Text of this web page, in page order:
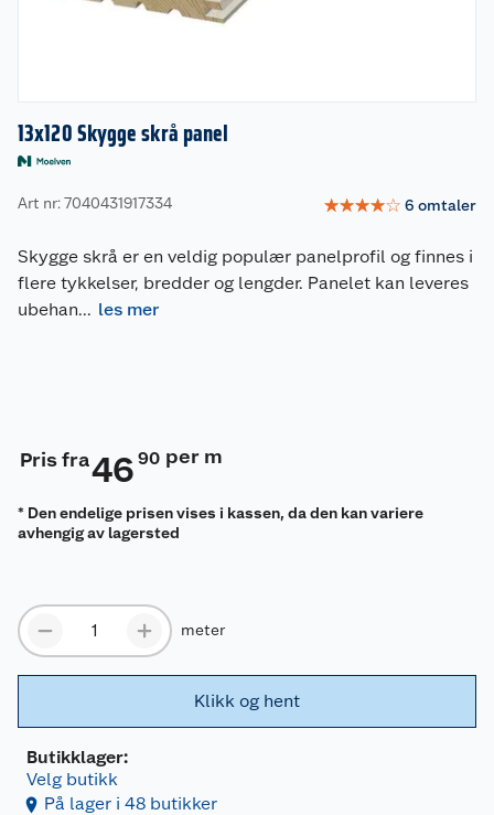
13x120 Skygge skrå panel
Art nr: 7040431917334 ☆☆☆☆☆ 6 omtaler
Skygge skrå er en veldig populær panelprofil og finnes i
flere tykkelser, bredder og lengder. Panelet kan leveres
ubehan... les mer
Pris fra46 90 per m
* Den endelige prisen vises i kassen, da den kan variere
avhengig av lagersted
meter
Klikk og hent
Butikklager:
Velg butikk
På lager i 48 butikker